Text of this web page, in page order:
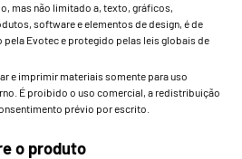
mas não limitado a, texto, gráficos,
software e elementos de design, é de
Evotec e protegido pelas leis globais de
e imprimir materiais somente para uso
É proibido o uso comercial, a redistribuição
prévio por escrito.
o produto